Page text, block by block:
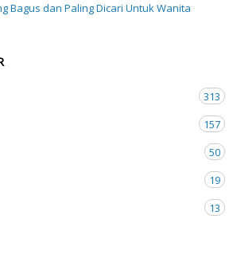
Bagus dan Paling Dicari Untuk Wanita
313
157
50
19
13